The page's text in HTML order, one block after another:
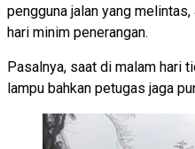
pengguna jalan yang
hari minim penerangan.
Pasalnya, saat di malam hari
lampu bahkan petugas jaga